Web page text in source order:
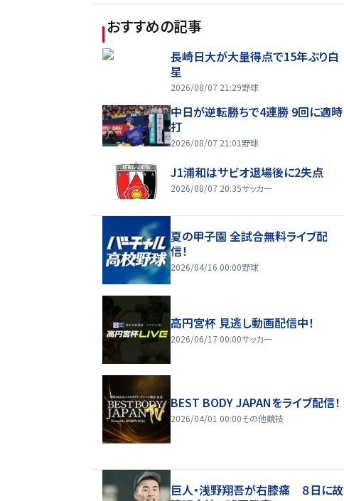
おすすめの記事
長崎日大が大量得点で15年ぶり白
星
2026/08/07 21:29野球
中日が逆転勝ちで4連勝 9回に適時
打
2026/08/07 21:01 野球
J1浦和はサビオ退場後に2失点
2026/08/07 20:35サッカー
夏の甲子園 全試合無料ライブ配
信！
2026/04/16 00:00野球
高円宮杯 見逃し動画配信中！
2026/06/17 00:00サッカー
BEST BODY JAPANをライブ配信！
2026/04/01 00:00その他競技
巨人・浅野翔吾が右膝痛 ８日に故